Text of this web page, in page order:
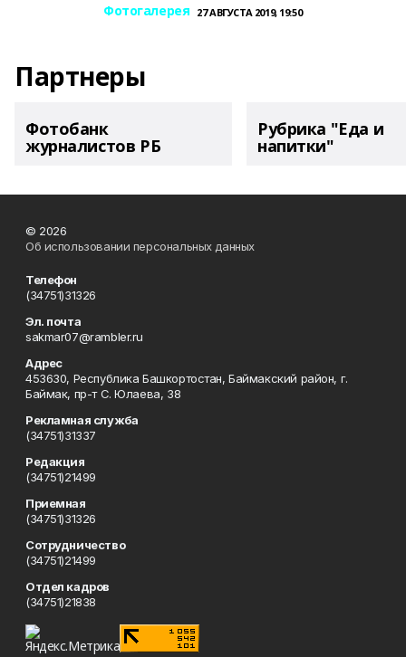
Фотогалерея 27 АВГУСТА 2019, 19:50
Партнеры
Фотобанк
журналистов РБ
Рубрика "Еда и
напитки"
© 2026
Об использовании персональных данных
Телефон
(34751)31326
Эл. почта
sakmar07@rambler.ru
Адрес
453630, Республика Башкортостан, Баймакский район, г.
Баймак, пр-т С. Юлаева, 38
Рекламная служба
(34751)31337
Редакция
(34751)21499
Приемная
(34751)31326
Сотрудничество
(34751)21499
Отдел кадров
(34751)21838